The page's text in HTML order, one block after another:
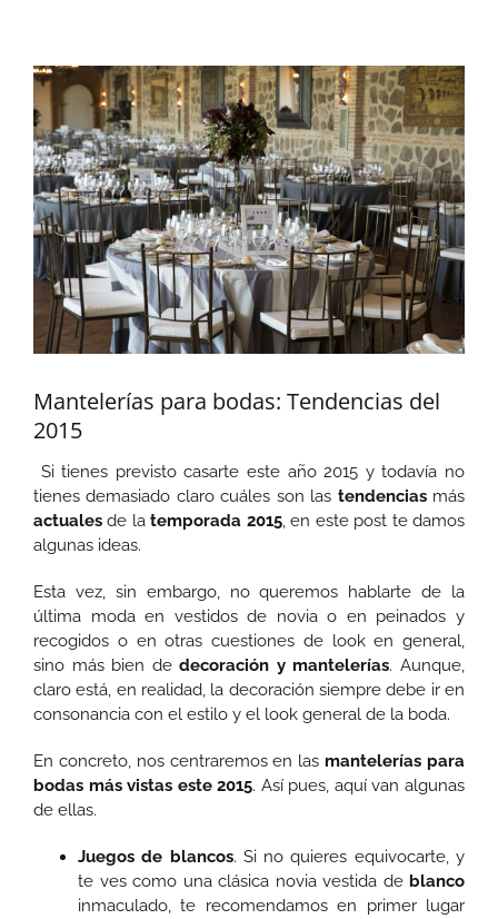
Ver
imagen
más
grande
Mantelerías para bodas: Tendencias del
2015
Si tienes previsto casarte este año 2015 y todavía no
tienes demasiado claro cuáles son las tendenciasmás
actuales de latemporada 2015, en este post te damos
algunas ideas.
Esta vez, sin embargo, no queremos hablarte de la
última moda en vestidos de novia o en peinados y
recogidos o en otras cuestiones de look en general,
sino más bien dedecoración y mantelerías. Aunque,
claro está, en realidad, la decoración siempre debe ir en
consonancia con el estilo y el look general de la boda.
En concreto, nos centraremos en las mantelerías para
bodas más vistas este 2015. Así pues, aquí van algunas
de ellas.
Juegos de blancos. Si no quieres equivocarte, y
te ves como una clásica novia vestida de blanco
inmaculado, te recomendamos en primer lugar